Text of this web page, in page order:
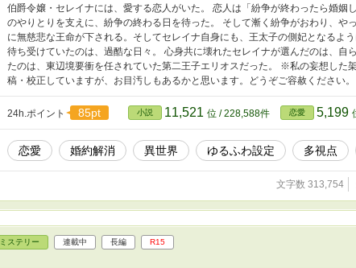
伯爵令嬢・セレイナには、愛する恋人がいた。 恋人は「紛争が終わったら婚姻
のやりとりを支えに、紛争の終わる日を待った。 そして漸く紛争がおわり、や
に無慈悲な王命が下される。そしてセレイナ自身にも、王太子の側妃となるよ
待ち受けていたのは、過酷な日々。 心身共に壊れたセレイナが選んだのは、自
たのは、東辺境要衝を任されていた第二王子エリオスだった。 ※私の妄想した
稿・校正していますが、お目汚しもあるかと思います。どうぞご容赦ください。
24h.ポイント 85pt 小説 11,521 位 / 228,588件 恋愛 5,199
恋愛 婚約解消 異世界 ゆるふわ設定 多視点
文字数 313,754
ミステリー 連載中 長編 R15